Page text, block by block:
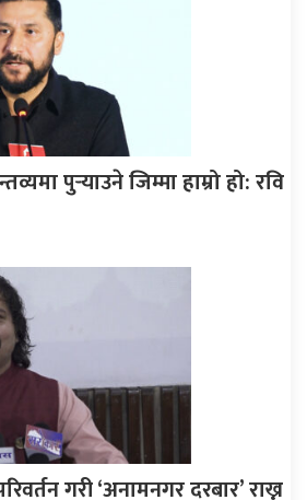
पुर्‍याउने जिम्मा हाम्रो हो: रवि
गरी ‘अनामनगर दरबार’ राख्न